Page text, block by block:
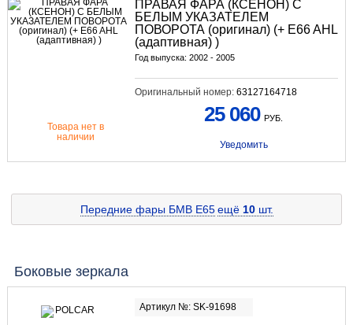
ПРАВАЯ ФАРА (КСЕНОН) С
БЕЛЫМ УКАЗАТЕЛЕМ
ПОВОРОТА (оригинал) (+ E66 AHL
(адаптивная) )
Год выпуска: 2002 - 2005
Оригинальный номер: 63127164718
Товара нет в
наличии
25 060 РУБ.
Уведомить
Передние фары БМВ E65 ещё 10шт.
Боковые зеркала
Артикул №: SK-91698